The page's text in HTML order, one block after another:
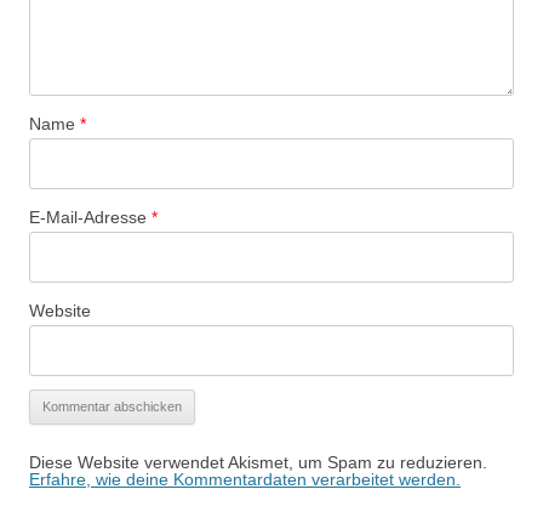
Name *
E-Mail-Adresse *
Website
Diese Website verwendet Akismet, um Spam zu reduzieren.
Erfahre, wie deine Kommentardaten verarbeitet werden.